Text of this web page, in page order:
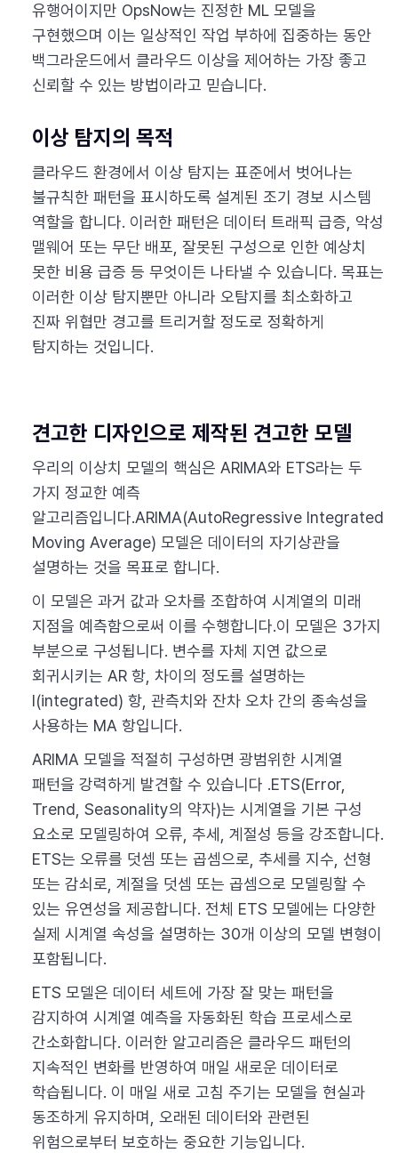
유행어이지만 OpsNow는 진정한 ML 모델을
구현했으며 이는 일상적인 작업 부하에 집중하는 동안
백그라운드에서 클라우드 이상을 제어하는 ​​가장 좋고
신뢰할 수 있는 방법이라고 믿습니다.
이상 탐지의 목적
클라우드 환경에서 이상 탐지는 표준에서 벗어나는
불규칙한 패턴을 표시하도록 설계된 조기 경보 시스템
역할을 합니다. 이러한 패턴은 데이터 트래픽 급증, 악성
맬웨어 또는 무단 배포, 잘못된 구성으로 인한 예상치
못한 비용 급증 등 무엇이든 나타낼 수 있습니다. 목표는
이러한 이상 탐지뿐만 아니라 오탐지를 최소화하고
진짜 위협만 경고를 트리거할 정도로 정확하게
탐지하는 것입니다.
견고한 디자인으로 제작된 견고한 모델
우리의 이상치 모델의 핵심은 ARIMA와 ETS라는 두
가지 정교한 예측
알고리즘입니다.ARIMA(AutoRegressive Integrated
Moving Average) 모델은 데이터의 자기상관을
설명하는 것을 목표로 합니다.
이 모델은 과거 값과 오차를 조합하여 시계열의 미래
지점을 예측함으로써 이를 수행합니다.이 모델은 3가지
부분으로 구성됩니다. 변수를 자체 지연 값으로
회귀시키는 AR 항, 차이의 정도를 설명하는
I(integrated) 항, 관측치와 잔차 오차 간의 종속성을
사용하는 MA 항입니다.
ARIMA 모델을 적절히 구성하면 광범위한 시계열
패턴을 강력하게 발견할 수 있습니다 .ETS(Error,
Trend, Seasonality의 약자)는 시계열을 기본 구성
요소로 모델링하여 오류, 추세, 계절성 등을 강조합니다.
ETS는 오류를 덧셈 또는 곱셈으로, 추세를 지수, 선형
또는 감쇠로, 계절을 덧셈 또는 곱셈으로 모델링할 수
있는 유연성을 제공합니다. 전체 ETS 모델에는 다양한
실제 시계열 속성을 설명하는 30개 이상의 모델 변형이
포함됩니다.
ETS 모델은 데이터 세트에 가장 잘 맞는 패턴을
감지하여 시계열 예측을 자동화된 학습 프로세스로
간소화합니다. 이러한 알고리즘은 클라우드 패턴의
지속적인 변화를 반영하여 매일 새로운 데이터로
학습됩니다. 이 매일 새로 고침 주기는 모델을 현실과
동조하게 유지하며, 오래된 데이터와 관련된
위험으로부터 보호하는 중요한 기능입니다.